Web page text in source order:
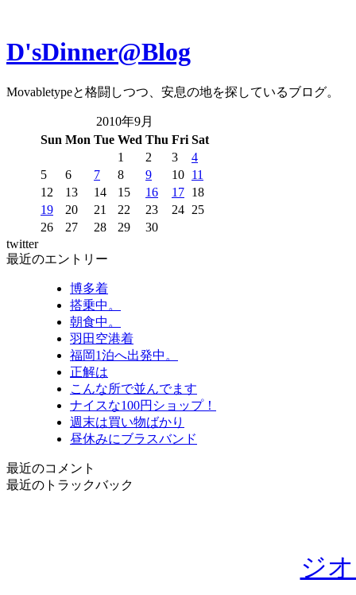
D'sDinner@Blog
Movabletypeと格闘しつつ、安息の地を探しているブログ。
2010年9月
Sun Mon Tue Wed Thu Fri Sat
1
2 3
4
5
6 7 8 9 10 11
12
13 14 15 16 17 18
19
20 21 22 23 24 25
26
27 28 29
30
twitter
最近のエントリー
博多着
搭乗中。
朝食中。
羽田空港着
福岡1泊へ出発中。
正解は
こんな所で並んでます
ナイスな100円ショップ！
週末は買い物ばかり
昼休みにブラスバンド
最近のコメント
最近のトラックバック
ジ